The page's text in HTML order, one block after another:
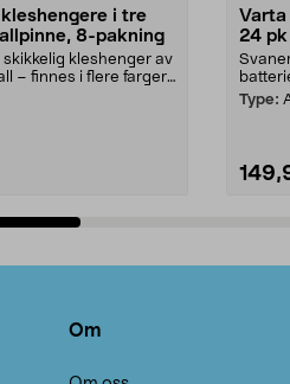
i tre
8-pakning
skikkelig kleshenger av
– finnes i flere farger.
Varta
24 pk
Type:
Om